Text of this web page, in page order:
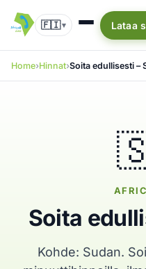
🇫🇮▾ Lataa
Home Hinnat Soita edullisesti –
Soita
Kohde: Sudan.